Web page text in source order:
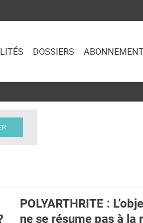
DOSSIERS
POLYARTHRITE :
ne se résume pas à la